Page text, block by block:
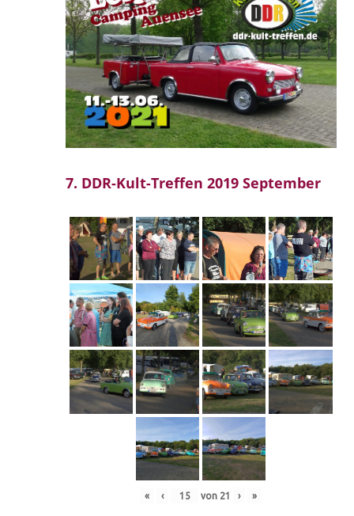
7. DDR-Kult-Treffen 2019 September
« ‹ von 21 › »